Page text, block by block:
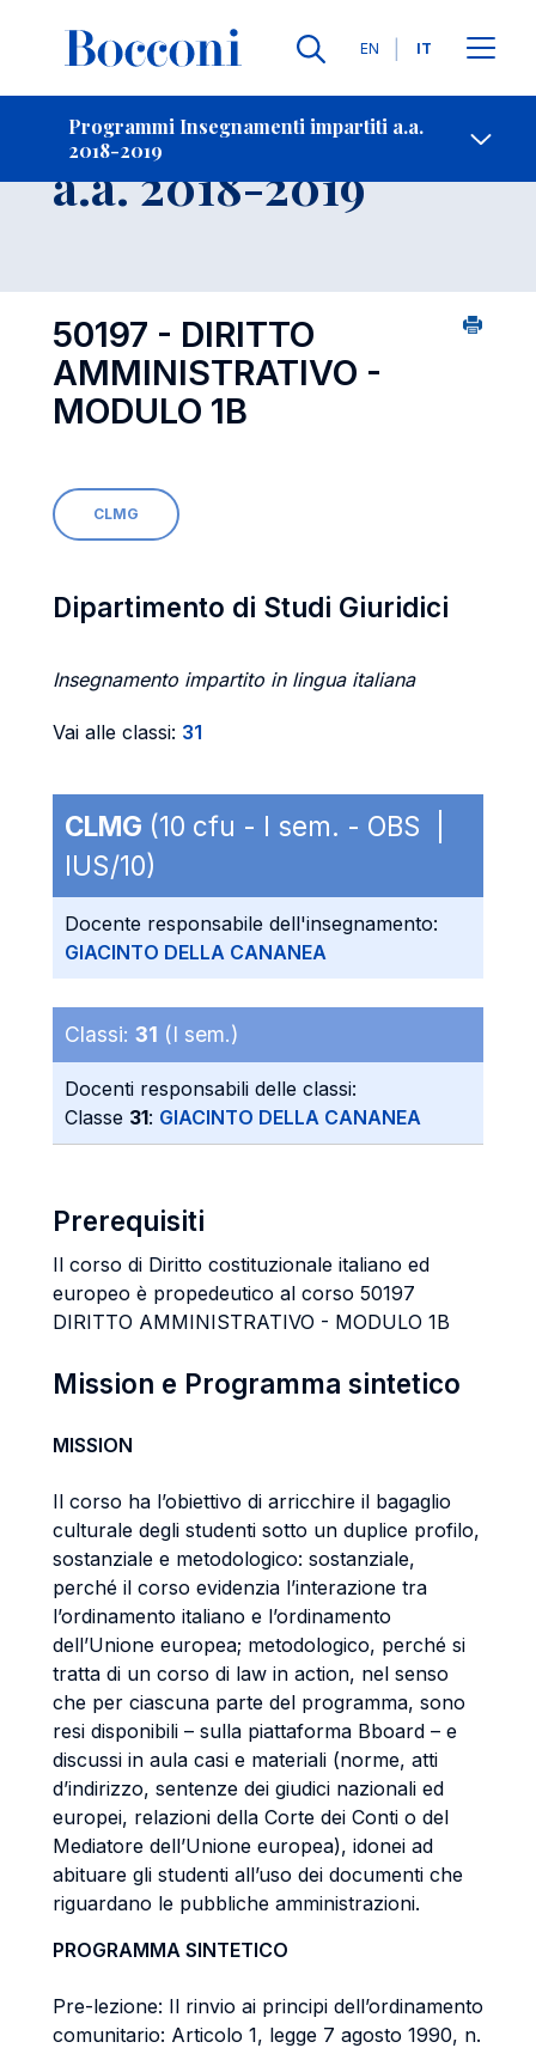
Lingue
EN IT
Programmi Insegnamenti impartiti a.a.
2018-2019
Contatti
Insegnamento
a.a. 2018-2019
50197 - DIRITTO
AMMINISTRATIVO -
MODULO 1B
CLMG
Dipartimento di Studi Giuridici
Insegnamento impartito in lingua italiana
Vai alle classi: 31
CLMG (10 cfu - I sem. - OBS |
IUS/10)
Docente responsabile dell'insegnamento:
GIACINTO DELLA CANANEA
Classi: 31 (I sem.)
Docenti responsabili delle classi:
Classe 31: GIACINTO DELLA CANANEA
Prerequisiti
Il corso di Diritto costituzionale italiano ed
europeo è propedeutico al corso 50197
DIRITTO AMMINISTRATIVO - MODULO 1B
Mission e Programma sintetico
MISSION
Il corso ha l’obiettivo di arricchire il bagaglio
culturale degli studenti sotto un duplice profilo,
sostanziale e metodologico: sostanziale,
perché il corso evidenzia l’interazione tra
l’ordinamento italiano e l’ordinamento
dell’Unione europea; metodologico, perché si
tratta di un corso di law in action, nel senso
che per ciascuna parte del programma, sono
resi disponibili – sulla piattaforma Bboard – e
discussi in aula casi e materiali (norme, atti
d’indirizzo, sentenze dei giudici nazionali ed
europei, relazioni della Corte dei Conti o del
Mediatore dell’Unione europea), idonei ad
abituare gli studenti all’uso dei documenti che
riguardano le pubbliche amministrazioni.
PROGRAMMA SINTETICO
Pre-lezione: Il rinvio ai principi dell’ordinamento
comunitario: Articolo 1, legge 7 agosto 1990, n.